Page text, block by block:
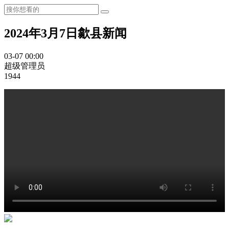
2024年3月7日歙县新闻
03-07 00:00
超级管理员
1944